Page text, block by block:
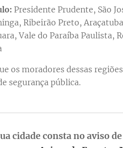
Presidente Prudente, São
Ribeirão Preto,
Vale do Paraíba Paulista,
os moradores dessas
segurança pública.
cidade consta no aviso